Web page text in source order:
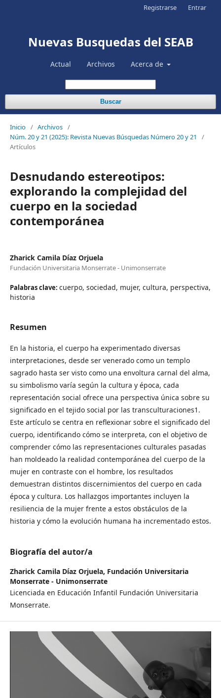
Nuevas Busquedas del SEAB
Actual Archivos Acerca de
Buscar
Registrarse Entrar
Inicio / Archivos /
Núm. 20 y 21 (2025): Revista Nuevas Búsquedas Número 20 y 21
/
Artículos
Desnudando estereotipos:
explorando la complejidad del
cuerpo en la sociedad
contemporánea
Zharick Camila Díaz Orjuela
Fundación Universitaria Monserrate - Unimonserrate
Palabras clave: cuerpo, sociedad, mujer, cultura, perspectiva,
historia
Resumen
En la historia, el cuerpo ha experimentado diversas
interpretaciones, desde ser venerado como un templo
sagrado hasta ser visto como una envoltura carnal del alma,
su simbolismo varía según la cultura y época, cada
representación social ofrece una perspectiva única sobre su
significado en el tejido social por las transculturaciones1.
Este artículo se centra en reflexionar sobre el significado del
cuerpo, identificando cómo se interpreta, con el objetivo de
comprender cómo las representaciones culturales pasadas
han moldeado la realidad contemporánea del cuerpo de la
mujer en contraste con el hombre, los resultados
demuestran distintos discernimientos del cuerpo en cada
época y cultura. Los hallazgos importantes incluyen la
resiliencia de la mujer frente a estos obstáculos de la
historia y cómo la evolución humana ha incrementado estos.
Biografía del autor/a
Zharick Camila Díaz Orjuela, Fundación Universitaria
Monserrate - Unimonserrate
Licenciada en Educación Infantil Fundación Universitaria
Monserrate.